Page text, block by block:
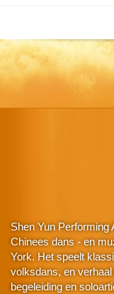
Shen Yun
Chinees dans - en
York. Het speelt
volksdans, en
begeleiding en